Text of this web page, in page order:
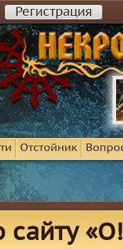
Регистрация
Отстойник